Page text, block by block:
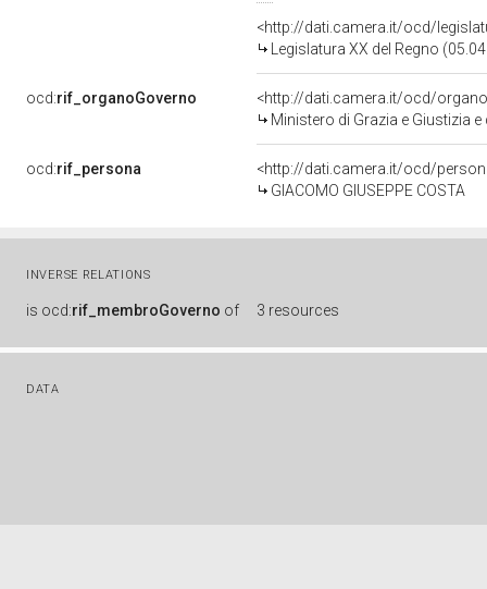
<http://dati.camera.it/ocd/
Legislatura XX del Regno
ocd:rif_organoGoverno
<http://dati.camera.it/ocd/
Ministero di Grazia e Giustizia e
ocd:rif_persona
<http://dati.camera.it/ocd/
GIACOMO GIUSEPPE COSTA
INVERSE RELATIONS
is ocd:rif_membroGoverno of 3 resources
DATA